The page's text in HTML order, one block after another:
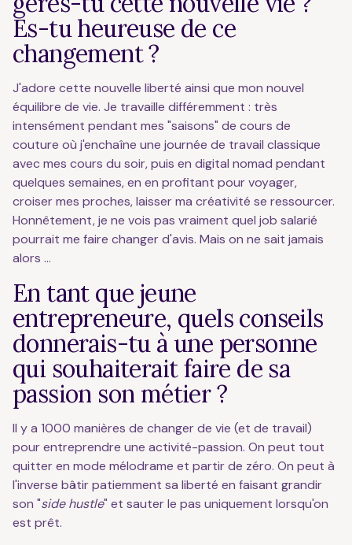
Es-tu heureuse de ce
changement ?
J'adore cette nouvelle liberté ainsi que mon nouvel
équilibre de vie. Je travaille différemment : très
intensément pendant mes "saisons" de cours de
couture où j'enchaîne une journée de travail classique
avec mes cours du soir, puis en digital nomad pendant
quelques semaines, en en profitant pour voyager,
croiser mes proches, laisser ma créativité se ressourcer.
Honnêtement, je ne vois pas vraiment quel job salarié
pourrait me faire changer d'avis. Mais on ne sait jamais
alors ...
En tant que jeune
entrepreneure, quels conseils
donnerais-tu à une personne
qui souhaiterait faire de sa
passion son métier ?
Il y a 1000 manières de changer de vie (et de travail)
pour entreprendre une activité-passion. On peut tout
quitter en mode mélodrame et partir de zéro. On peut à
l'inverse bâtir patiemment sa liberté en faisant grandir
son "side hustle" et sauter le pas uniquement lorsqu'on
est prêt.